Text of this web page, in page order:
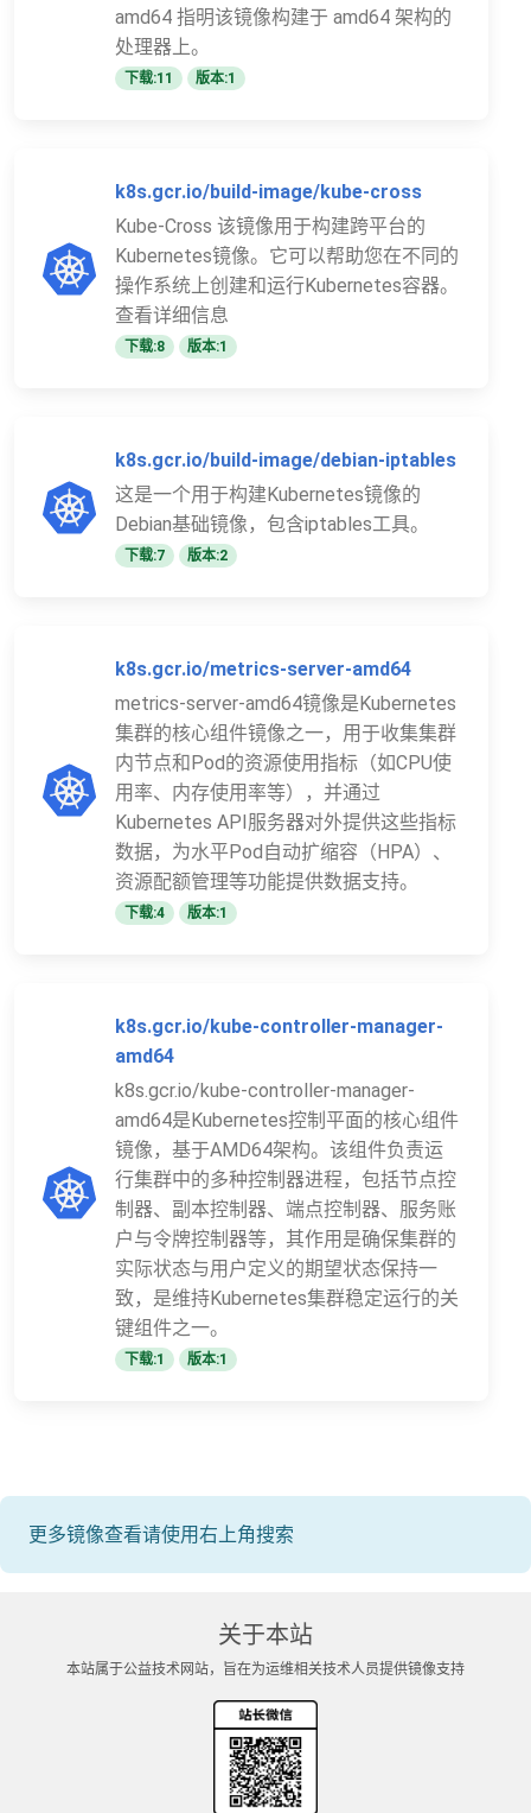
amd64 指明该镜像构建于 amd64 架构的
处理器上。
下载:11 版本:1
k8s.gcr.io/build-image/kube-cross
Kube-Cross 该镜像用于构建跨平台的
Kubernetes镜像。它可以帮助您在不同的
操作系统上创建和运行Kubernetes容器。
查看详细信息
下载:8 版本:1
k8s.gcr.io/build-image/debian-iptables
这是一个用于构建Kubernetes镜像的
Debian基础镜像，包含iptables工具。
下载:7 版本:2
k8s.gcr.io/metrics-server-amd64
metrics-server-amd64镜像是Kubernetes
集群的核心组件镜像之一，用于收集集群
内节点和Pod的资源使用指标（如CPU使
用率、内存使用率等），并通过
Kubernetes API服务器对外提供这些指标
数据，为水平Pod自动扩缩容（HPA）、
资源配额管理等功能提供数据支持。
下载:4 版本:1
k8s.gcr.io/kube-controller-manager-
amd64
k8s.gcr.io/kube-controller-manager-
amd64是Kubernetes控制平面的核心组件
镜像，基于AMD64架构。该组件负责运
行集群中的多种控制器进程，包括节点控
制器、副本控制器、端点控制器、服务账
户与令牌控制器等，其作用是确保集群的
实际状态与用户定义的期望状态保持一
致，是维持Kubernetes集群稳定运行的关
键组件之一。
下载:1 版本:1
更多镜像查看请使用右上角搜索
关于本站
本站属于公益技术网站，旨在为运维相关技术人员提供镜像支持